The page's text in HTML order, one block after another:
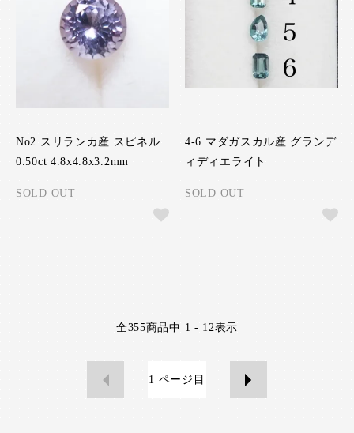
No2 スリランカ産 スピネル
0.50ct 4.8x4.8x3.2mm
SOLD OUT
4-6 マダガスカル産 グランデ
ィディエライト
SOLD OUT
全355商品中 1 - 12表示
1 ページ目